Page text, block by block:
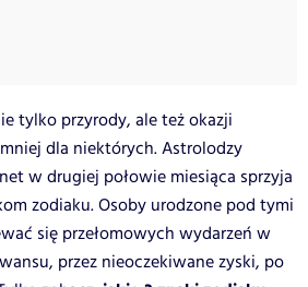
tylko przyrody, ale też okazji
dla niektórych. Astrolodzy
w drugiej połowie miesiąca sprzyja
zodiaku. Osoby urodzone pod tymi
się przełomowych wydarzeń w
przez nieoczekiwane zyski, po